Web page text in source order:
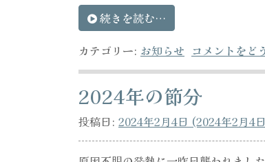
続きを読む…
カテゴリー: お知らせ コメントをど
2024年の節分
投稿日: 2024年2月4日 (2024年2月4